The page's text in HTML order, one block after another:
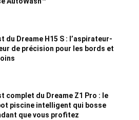
du Dreame H15 S : l’aspirateur-
de précision pour les bords et
complet du Dreame Z1 Pro : le
piscine intelligent qui bosse
que vous profitez